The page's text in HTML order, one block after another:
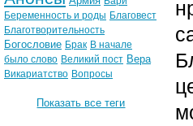
Беременность и роды Благовест
Благотворительность
Богословие Брак В начале
было слово Великий пост Вера
Викариатство Вопросы
Показать все теги